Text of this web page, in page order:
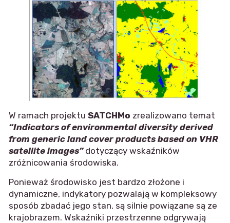
W ramach projektu SATCHMo zrealizowano temat
“Indicators of environmental diversity derived
from generic land cover products based on VHR
satellite images”dotyczący wskaźników
zróżnicowania środowiska.
Ponieważ środowisko jest bardzo złożone i
dynamiczne, indykatory pozwalają w kompleksowy
sposób zbadać jego stan, są silnie powiązane są ze
krajobrazem. Wskaźniki przestrzenne odgrywają